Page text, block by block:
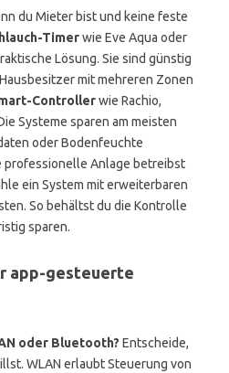
du Mieter bist und keine feste
Timerwie Eve Aqua oder
Lösung. Sie sind günstig
mit mehreren Zonen
Controllerwie Rachio,
Systeme sparen am meisten
oder Bodenfeuchte
professionelle Anlage betreibst
ein System mit erweiterbaren
So behältst du die Kontrolle
sparen.
app-gesteuerte
oder Bluetooth? Entscheide,
WLAN erlaubt Steuerung von